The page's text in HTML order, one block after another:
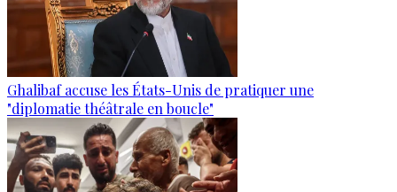
Ghalibaf accuse les États-Unis de pratiquer une
"diplomatie théâtrale en boucle"